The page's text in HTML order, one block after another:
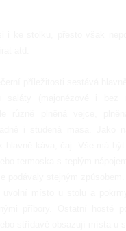
i ke stolku, přesto však
atd.
příležitosti sestává
saláty (majonézové i bez
různě plněná vejce,
i studená masa. Jako
hlavně káva, čaj. Vše má být
termoska s teplým
podávaly stejným způsobem.
uvolní místo u stolu a
příbory. Ostatní hosté
střídavě obsazují místa u